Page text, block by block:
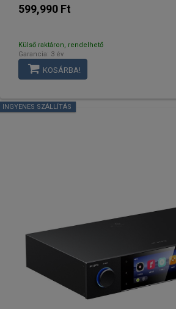
599,990 Ft
Külső raktáron, rendelhető
Garancia: 3 év
KOSÁRBA!
INGYENES SZÁLLÍTÁS